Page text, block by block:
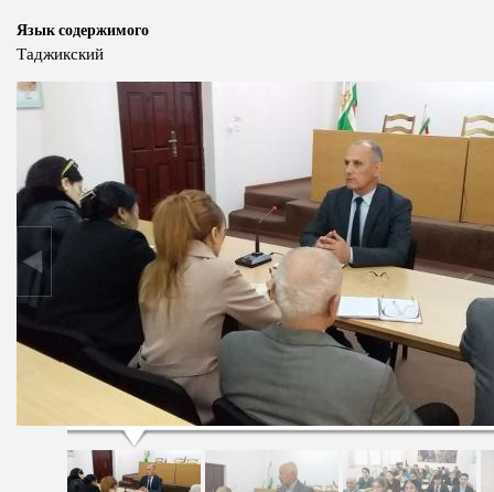
Язык содержимого
Таджикский